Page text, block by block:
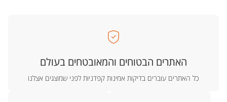
האתרים הבטוחים והמאובטחים בעולם
כל האתרים עוברים בדיקות אמינות קפדניות לפני שמוצגים אצלנו